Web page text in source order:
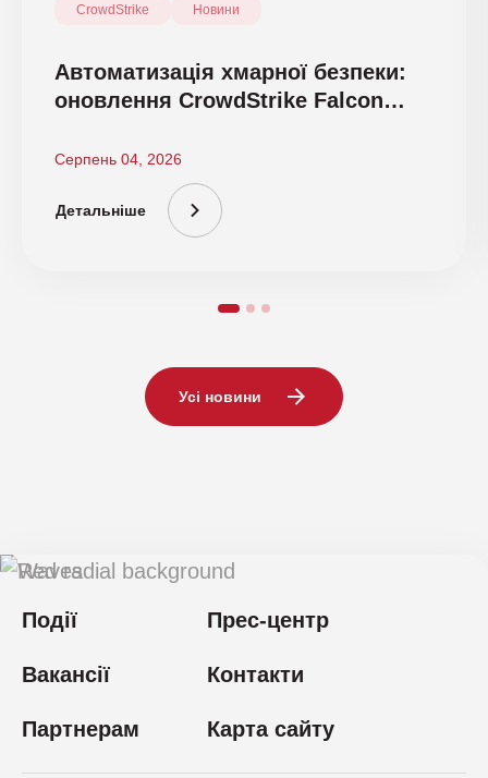
CrowdStrike Новини
Автоматизація хмарної безпеки:
оновлення CrowdStrike Falcon
Серпень 04, 2026
Детальніше
Усі новини
Події Прес-центр
Вакансії Контакти
Партнерам Карта сайту